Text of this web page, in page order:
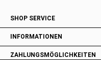
SHOP SERVICE
INFORMATIONEN
ZAHLUNGSMÖGLICHKEITEN